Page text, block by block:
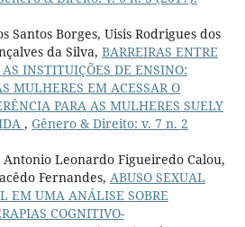
Santos Borges, Uisis Rodrigues dos
da Silva, BARREIRAS ENTRE
INSTITUIÇÕES DE ENSINO:
MULHERES EM ACESSAR O
PARA AS MULHERES SUELY
, Gênero & Direito: v. 7 n. 2
Antonio Leonardo Figueiredo Calou,
Fernandes, ABUSO SEXUAL
EM UMA ANÁLISE SOBRE
COGNITIVO-